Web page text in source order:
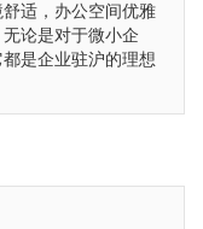
适，办公空间优雅
论是对于微小企
是企业驻沪的理想